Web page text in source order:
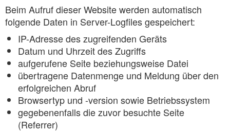
Beim Aufruf dieser Website werden automatisch
folgende Daten in Server-Logfiles gespeichert:
IP-Adresse des zugreifenden Geräts
Datum und Uhrzeit des Zugriffs
aufgerufene Seite beziehungsweise Datei
übertragene Datenmenge und Meldung über den
erfolgreichen Abruf
Browsertyp und -version sowie Betriebssystem
gegebenenfalls die zuvor besuchte Seite
(Referrer)